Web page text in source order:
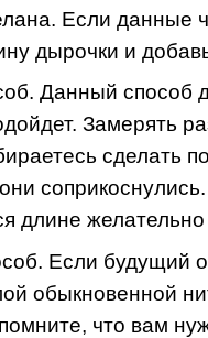
Если данные
дырочки и
. Данный способ
Замерять
сделать
длине
. Если будущий
обыкновенной
что вам